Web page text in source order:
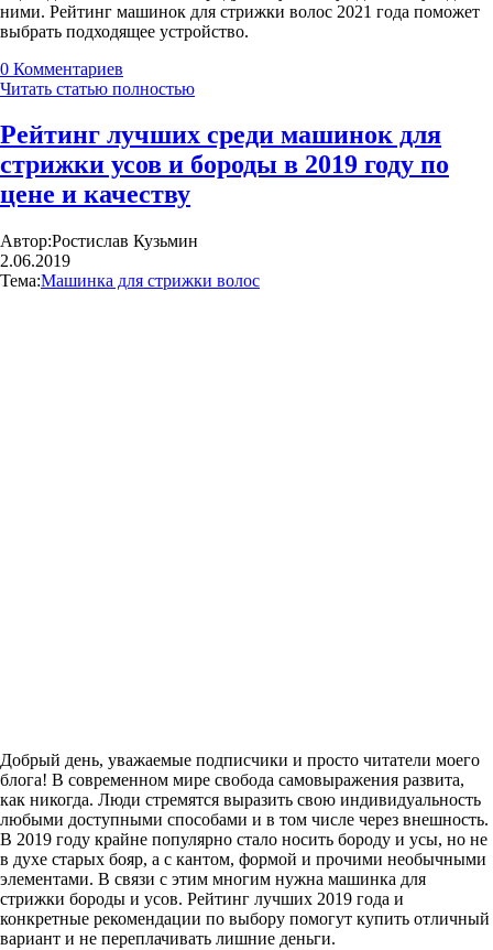
ними. Рейтинг машинок для стрижки волос 2021 года поможет
выбрать подходящее устройство.
0 Комментариев
Читать статью полностью
Рейтинг лучших среди машинок для
стрижки усов и бороды в 2019 году по
цене и качеству
Автор:Ростислав Кузьмин
2.06.2019
Тема:Машинка для стрижки волос
Добрый день, уважаемые подписчики и просто читатели моего
блога! В современном мире свобода самовыражения развита,
как никогда. Люди стремятся выразить свою индивидуальность
любыми доступными способами и в том числе через внешность.
В 2019 году крайне популярно стало носить бороду и усы, но не
в духе старых бояр, а с кантом, формой и прочими необычными
элементами. В связи с этим многим нужна машинка для
стрижки бороды и усов. Рейтинг лучших 2019 года и
конкретные рекомендации по выбору помогут купить отличный
вариант и не переплачивать лишние деньги.